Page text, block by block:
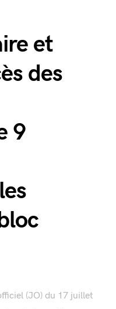
et
des
9
(JO) du 17 juillet